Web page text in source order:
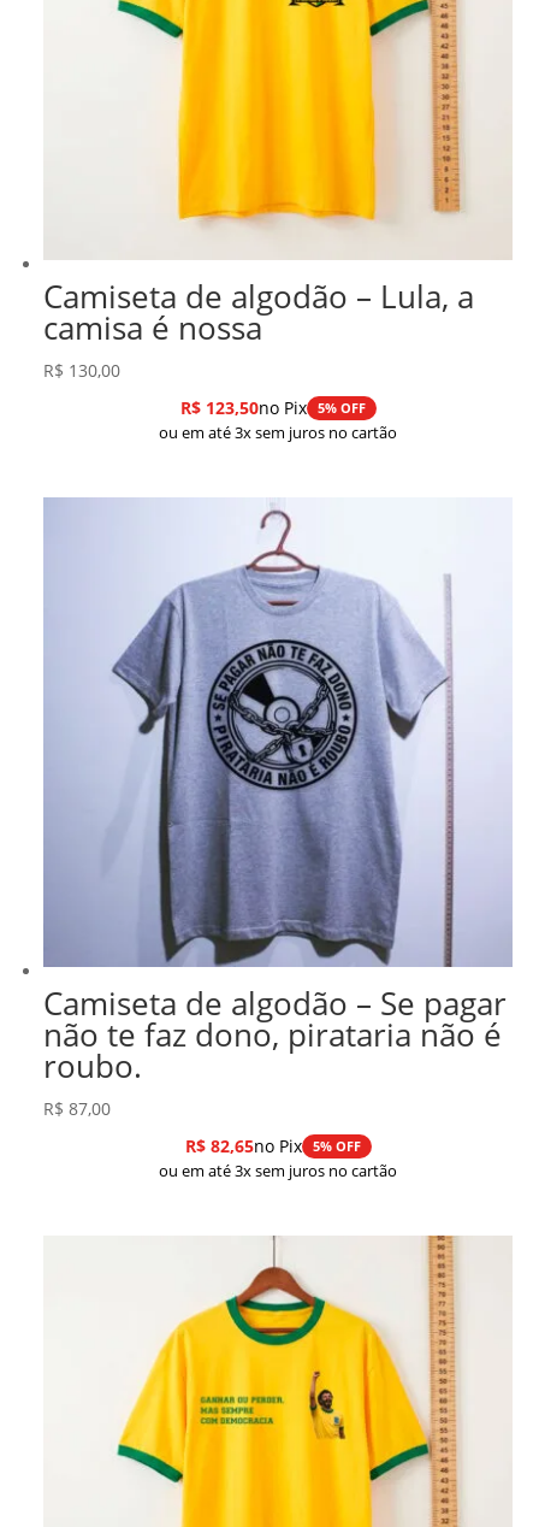
Camiseta de algodão – Lula, a
camisa é nossa
R$ 130,00
R$123,50no Pix 5% OFF
ou em até 3x sem juros no cartão
Camiseta de algodão – Se pagar
não te faz dono, pirataria não é
roubo.
R$ 87,00
R$82,65no Pix 5% OFF
ou em até 3x sem juros no cartão